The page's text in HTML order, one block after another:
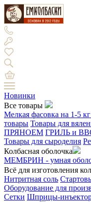
Новинки
Все товары
Мелкая фасовка на 1-5
товары Товары для
ПРЯНОЕМ ГРИЛЬ и
Товары для сыроделия
Колбасная оболочка
МЕМБРИН - умная
Всё для изготовления
Нитритная соль
Оборудование для
Сетки Шприцы-